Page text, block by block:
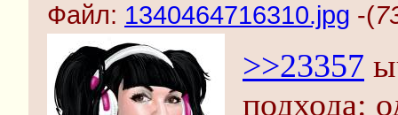
Файл: 1340464716310.jpg -(
>>23357
подхода: